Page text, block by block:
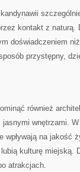
kontakt z naturą.
doświadczeniem
przystępny,
również
jasnymi wnętrzami.
wpływają na jakość
kulturę miejską.
atrakcjach.